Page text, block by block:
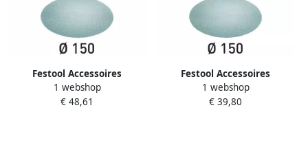
Festool Accessoires
Netschuurmateriaal STF
D150 P80 GR NET 50 Granat
1 webshop
€ 48,61
Festool Accessoires
Netschuurmateriaal STF
D150 P150 GR NET 50 Granat
1 webshop
€ 39,80